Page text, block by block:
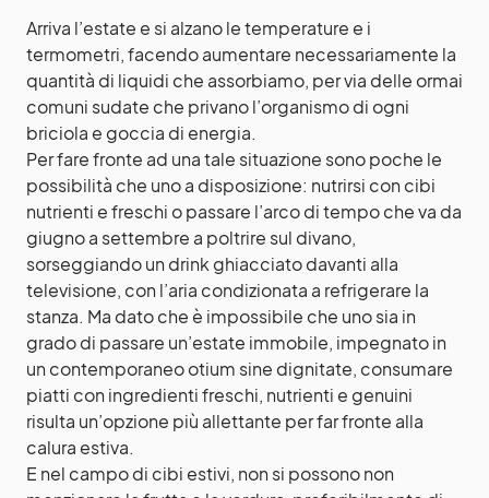
Arriva l’estate e si alzano le temperature e i
termometri, facendo aumentare necessariamente la
quantità di liquidi che assorbiamo, per via delle ormai
comuni sudate che privano l’organismo di ogni
briciola e goccia di energia.
Per fare fronte ad una tale situazione sono poche le
possibilità che uno a disposizione: nutrirsi con cibi
nutrienti e freschi o passare l’arco di tempo che va da
giugno a settembre a poltrire sul divano,
sorseggiando un drink ghiacciatodavanti alla
televisione, con l’aria condizionata a refrigerare la
stanza. Ma dato che è impossibile che uno sia in
grado di passare un’estate immobile, impegnato in
un contemporaneo otium sine dignitate, consumare
piatti con ingredienti freschi, nutrienti e genuini
risulta un’opzione più allettante per far fronte alla
calura estiva.
E nel campo di cibi estivi, non si possono non